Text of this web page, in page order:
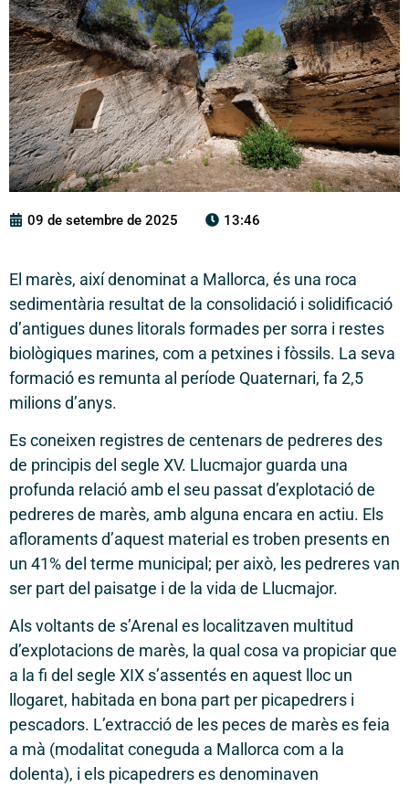
09 de setembre de 2025 13:46
El marès, així denominat a Mallorca, és una roca
sedimentària resultat de la consolidació i solidificació
d’antigues dunes litorals formades per sorra i restes
biològiques marines, com a petxines i fòssils. La seva
formació es remunta al període Quaternari, fa 2,5
milions d’anys.
Es coneixen registres de centenars de pedreres des
de principis del segle XV. Llucmajor guarda una
profunda relació amb el seu passat d’explotació de
pedreres de marès, amb alguna encara en actiu. Els
afloraments d’aquest material es troben presents en
un 41% del terme municipal; per això, les pedreres van
ser part del paisatge i de la vida de Llucmajor.
Als voltants de s’Arenal es localitzaven multitud
d’explotacions de marès, la qual cosa va propiciar que
a la fi del segle XIX s’assentés en aquest lloc un
llogaret, habitada en bona part per picapedrers i
pescadors. L’extracció de les peces de marès es feia
a mà (modalitat coneguda a Mallorca com a la
dolenta), i els picapedrers es denominaven